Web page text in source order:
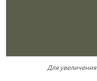
Для